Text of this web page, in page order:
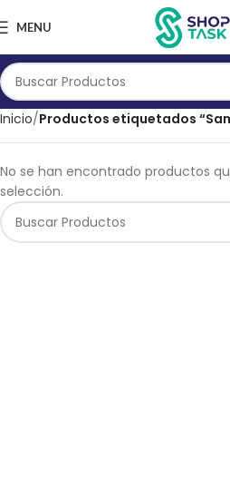
MENU
Inicio Productos etiquetados
No se han encontrado productos
selección.